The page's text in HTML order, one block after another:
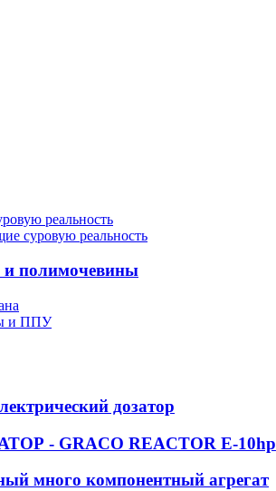
реальность
суровую реальность
полимочевины
и ППУ
дозатор
- GRACO REACTOR E-10hp
много компонентный агрегат